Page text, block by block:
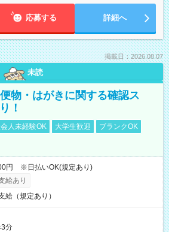
応募する 詳細へ
掲載日：2026.08.07
未読
物・はがきに関する確認ス
！
人未経験OK 大学生歓迎
ブランクOK
円 ※日払いOK(規定あり)
給あり
給（規定あり）
3分